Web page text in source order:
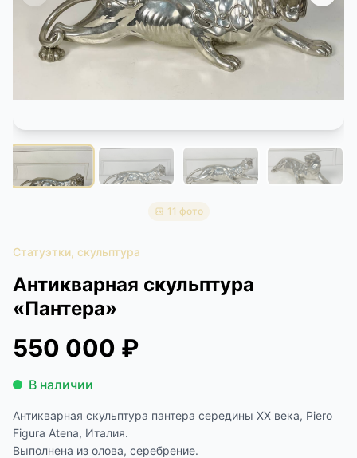
КОНТАКТЫ
ДОСТАВКА И ОПЛАТА
11 фото
Статуэтки, скульптура
Антикварная скульптура
«Пантера»
550 000 ₽
В наличии
Антикварная скульптура пантера середины XX века, Piero
Figura Atena, Италия.
Выполнена из олова, серебрение.